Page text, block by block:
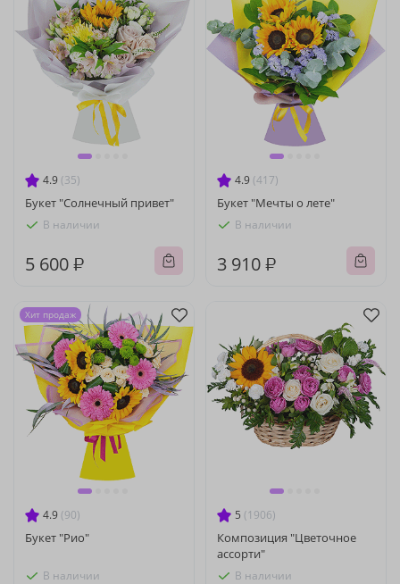
4.9 (35)
Букет "Солнечный привет"
В наличии
5 600 ₽
4.9 (417)
Букет "Мечты о лете"
В наличии
3 910 ₽
4.9 (90)
Букет "Рио"
В наличии
Хит продаж
5 (1906)
Композиция "Цветочное
ассорти"
В наличии